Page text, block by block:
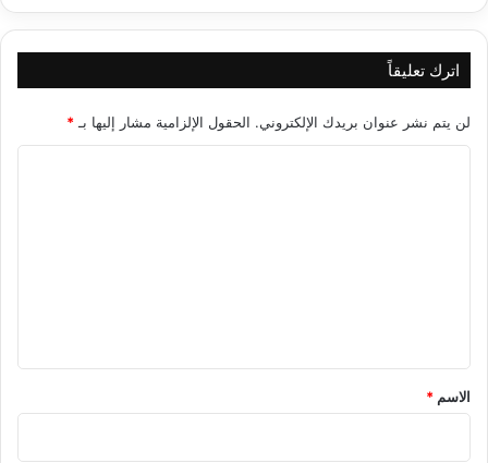
اترك تعليقاً
لن يتم نشر عنوان بريدك الإلكتروني. الحقول الإلزامية مشار إليها بـ *
*
الاسم *